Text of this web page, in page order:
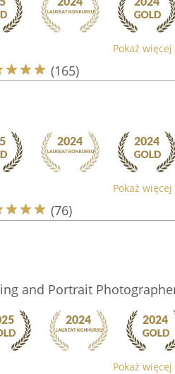
Pokaż więcej
(165)
Pokaż więcej
(76)
and Portrait
Pokaż więcej